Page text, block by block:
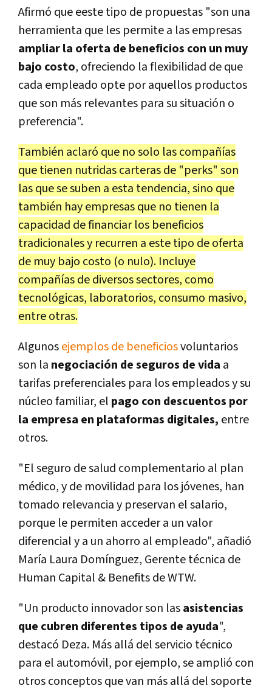
Afirmó que eeste tipo de propuestas "son una
herramienta que les permite a las empresas
ampliar la oferta de beneficios con un muy
bajo costo, ofreciendo la flexibilidad de que
cada empleado opte por aquellos productos
que son más relevantes para su situación o
preferencia".
También aclaró que no solo las compañías
que tienen nutridas carteras de "perks" son
las que se suben a esta tendencia, sino que
también hay empresas que no tienen la
capacidad de financiar los beneficios
tradicionales y recurren a este tipo de oferta
de muy bajo costo (o nulo). Incluye
compañías de diversos sectores, como
tecnológicas, laboratorios, consumo masivo,
entre otras.
Algunosejemplos de beneficiosvoluntarios
son la negociación de seguros de vida a
tarifas preferenciales para los empleados y su
núcleo familiar, el pago con descuentos por
la empresa en plataformas digitales, entre
otros.
"El seguro de salud complementario al plan
médico, y de movilidad para los jóvenes, han
tomado relevancia y preservan el salario,
porque le permiten acceder a un valor
diferencial y a un ahorro al empleado", añadió
María Laura Domínguez, Gerente técnica de
Human Capital & Benefits de WTW.
"Un producto innovador son lasasistencias
que cubren diferentes tipos de ayuda",
destacó Deza. Más allá del servicio técnico
para el automóvil, por ejemplo, se amplió con
otros conceptos que van más allá del soporte